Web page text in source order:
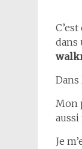
dans
Dans
Mon
aussi
Je